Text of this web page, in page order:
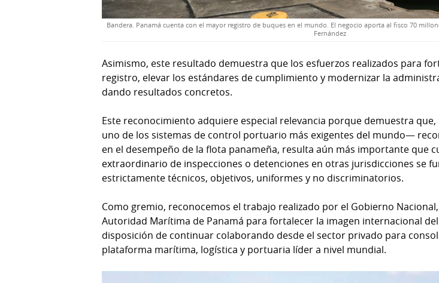
Bandera. Panamá cuenta con el mayor registro de buques en el mundo. El negocio aporta al fisco 70
Fernández
Asimismo, este resultado demuestra que los esfuerzos realizados para
registro, elevar los estándares de cumplimiento y modernizar la
dando resultados concretos.
Este reconocimiento adquiere especial relevancia porque demuestra
uno de los sistemas de control portuario más exigentes del mundo—
en el desempeño de la flota panameña, resulta aún más importante que
extraordinario de inspecciones o detenciones en otras jurisdicciones se
estrictamente técnicos, objetivos, uniformes y no discriminatorios.
Como gremio, reconocemos el trabajo realizado por el Gobierno
Autoridad Marítima de Panamá para fortalecer la imagen internacional
disposición de continuar colaborando desde el sector privado para
plataforma marítima, logística y portuaria líder a nivel mundial.